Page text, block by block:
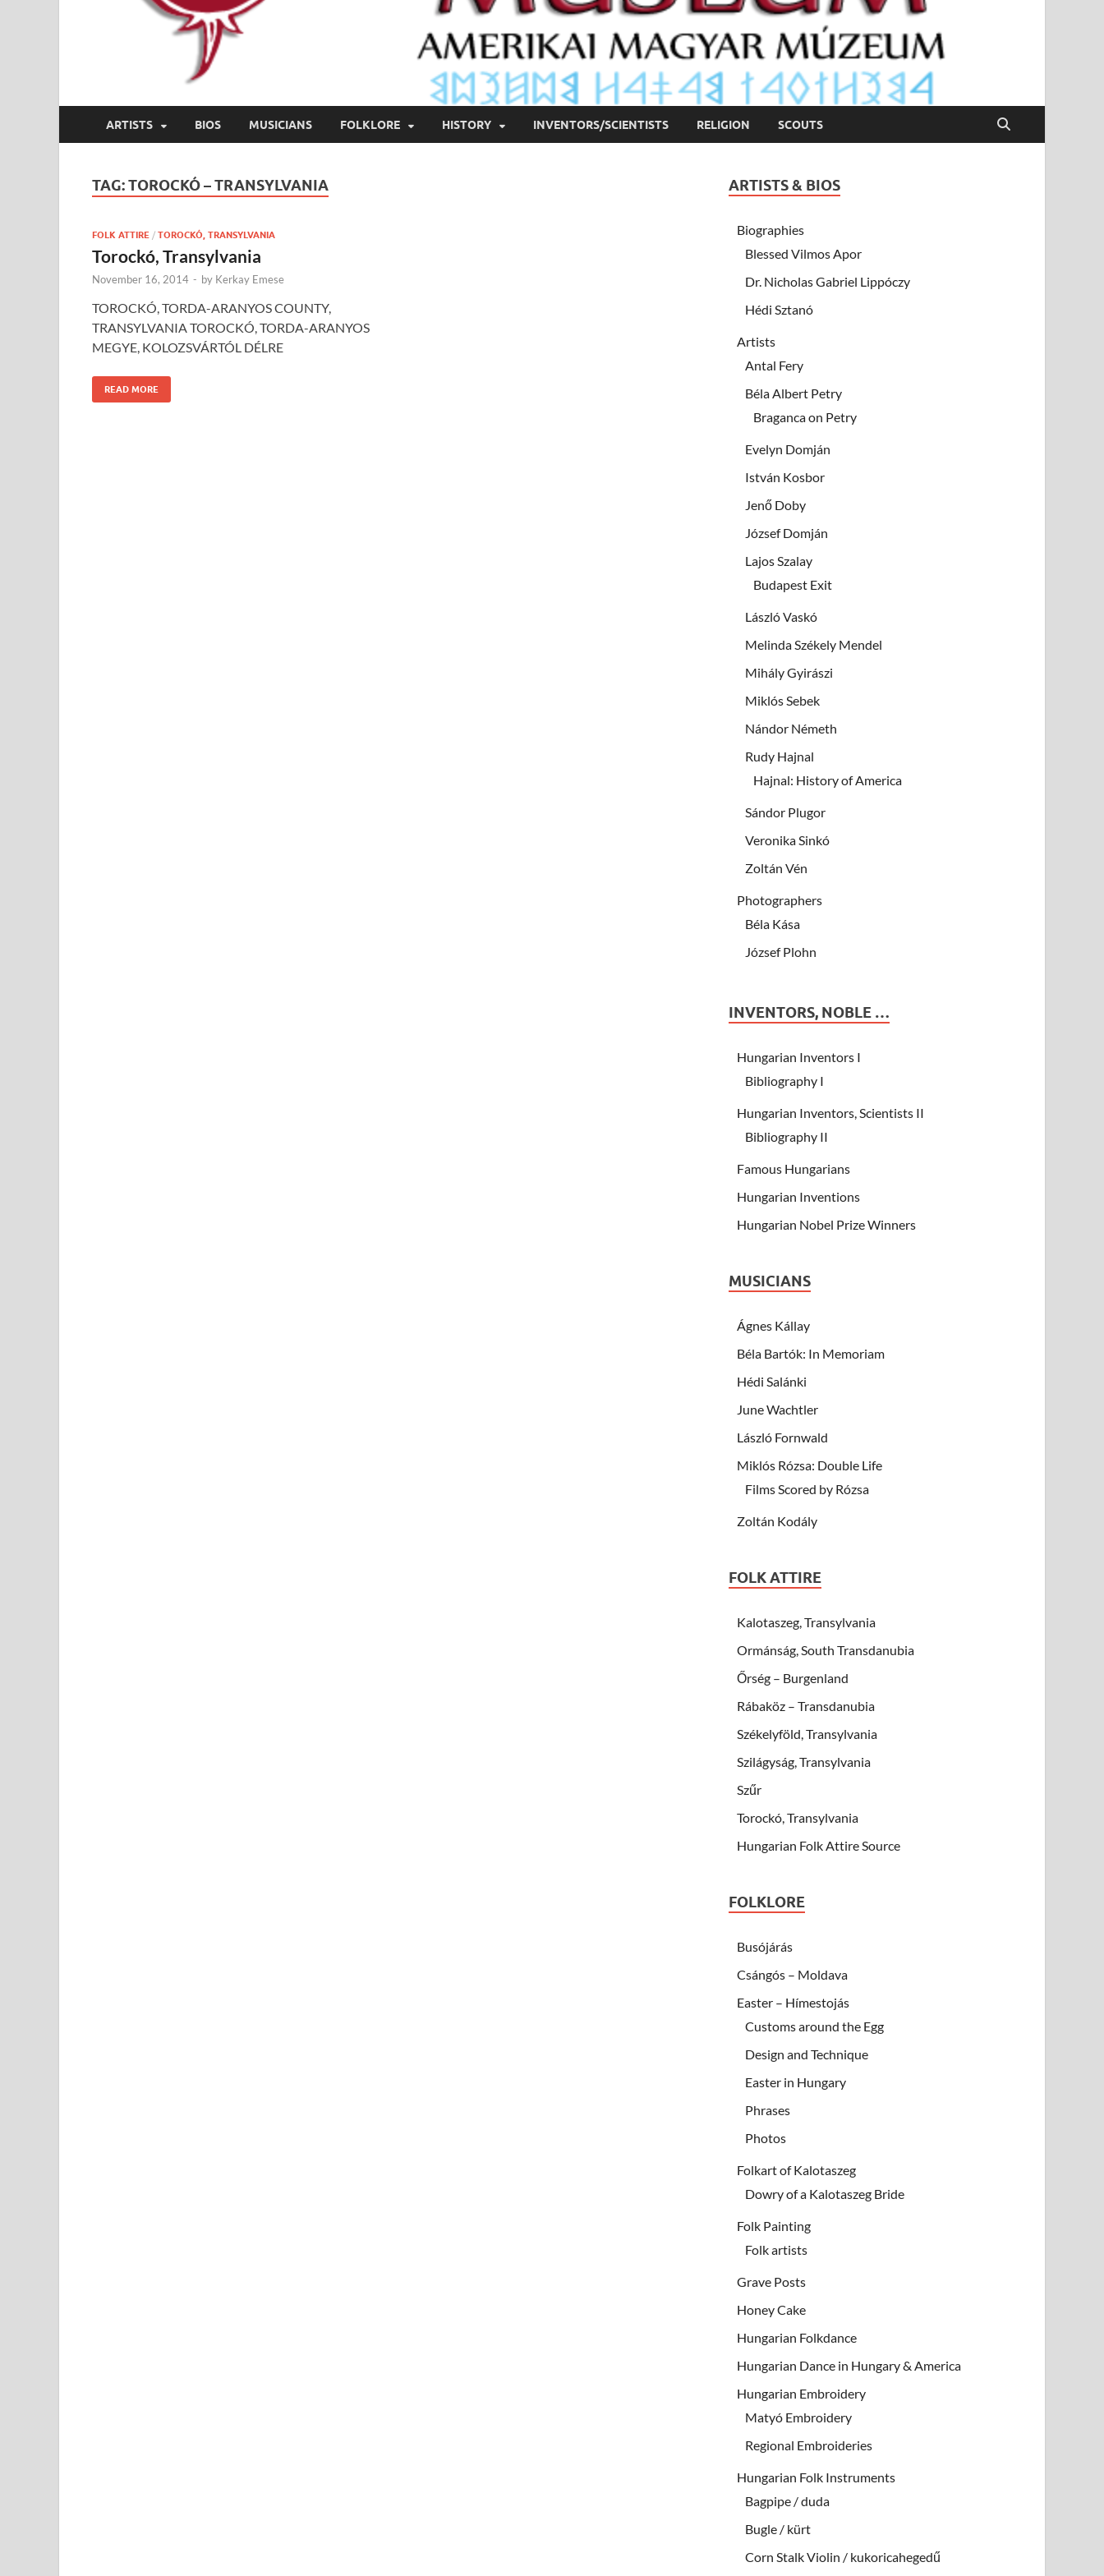
ARTISTS BIOS MUSICIANS FOLKLORE HISTORY INVENTORS/SCIENTISTS RELIGION SCOUTS
TAG:TOROCKÓ – TRANSYLVANIA
FOLK ATTIRE / TOROCKÓ, TRANSYLVANIA
Torockó, Transylvania
November 16, 2014 - by Kerkay Emese
TOROCKÓ, TORDA-ARANYOS COUNTY,
TRANSYLVANIA TOROCKÓ, TORDA-ARANYOS
MEGYE, KOLOZSVÁRTÓL DÉLRE
READ MORE
ARTISTS & BIOS
Biographies
Blessed Vilmos Apor
Dr. Nicholas Gabriel Lippóczy
Hédi Sztanó
Artists
Antal Fery
Béla Albert Petry
Braganca on Petry
Evelyn Domján
István Kosbor
Jenő Doby
József Domján
Lajos Szalay
Budapest Exit
László Vaskó
Melinda Székely Mendel
Mihály Gyirászi
Miklós Sebek
Nándor Németh
Rudy Hajnal
Hajnal: History of America
Sándor Plugor
Veronika Sinkó
Zoltán Vén
Photographers
Béla Kása
József Plohn
INVENTORS, NOBLE …
Hungarian Inventors I
Bibliography I
Hungarian Inventors, Scientists II
Bibliography II
Famous Hungarians
Hungarian Inventions
Hungarian Nobel Prize Winners
MUSICIANS
Ágnes Kállay
Béla Bartók: In Memoriam
Hédi Salánki
June Wachtler
László Fornwald
Miklós Rózsa: Double Life
Films Scored by Rózsa
Zoltán Kodály
FOLK ATTIRE
Kalotaszeg, Transylvania
Ormánság, South Transdanubia
Őrség – Burgenland
Rábaköz – Transdanubia
Székelyföld, Transylvania
Szilágyság, Transylvania
Szűr
Torockó, Transylvania
Hungarian Folk Attire Source
FOLKLORE
Busójárás
Csángós – Moldava
Easter – Hímestojás
Customs around the Egg
Design and Technique
Easter in Hungary
Phrases
Photos
Folkart of Kalotaszeg
Dowry of a Kalotaszeg Bride
Folk Painting
Folk artists
Grave Posts
Honey Cake
Hungarian Folkdance
Hungarian Dance in Hungary & America
Hungarian Embroidery
Matyó Embroidery
Regional Embroideries
Hungarian Folk Instruments
Bagpipe / duda
Bugle / kürt
Corn Stalk Violin / kukoricahegedű